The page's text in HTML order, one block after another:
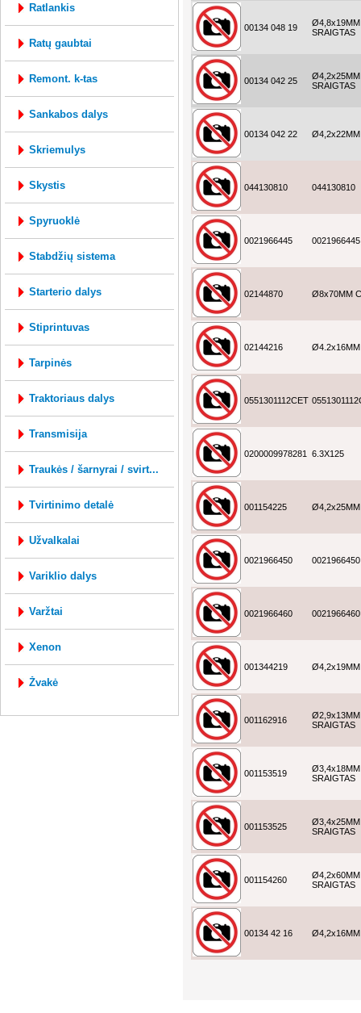
ratlankis
ratų gaubtai
remont. k-tas
sankabos dalys
skriemulys
skystis
spyruoklė
stabdžių sistema
starterio dalys
stiprintuvas
tarpinės
traktoriaus dalys
transmisija
traukės / šarnyrai / svirt...
tvirtinimo detalė
užvalkalai
variklio dalys
varžtai
xenon
žvakė
00134 048 19
Ø4,8x19MM
SRAIGTAS
00134 042 25
Ø4,2x25MM
SRAIGTAS
00134 042 22 Ø4,2x22MM
044130810 044130810
0021966445 0021966445
02144870 Ø8x70MM
02144216
0551301112CET
0200009978281 6.3X125
001154225 Ø4,2x25MM
0021966450 0021966450
0021966460 0021966460
001344219 Ø4,2x19MM
001162916
Ø2,9x13MM
SRAIGTAS
001153519
Ø3,4x18MM
SRAIGTAS
001153525
Ø3,4x25MM
SRAIGTAS
001154260
Ø4,2x60MM
SRAIGTAS
00134 42 16 Ø4,2x16MM